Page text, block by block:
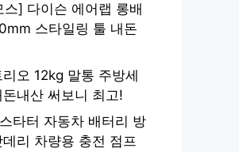
스] 다이슨 에어랩 롱배
스타일링 툴 내돈
오 12kg 말통 주방세
내산 써보니 최고!
타터 자동차 배터리 방
리 차량용 충전 점프